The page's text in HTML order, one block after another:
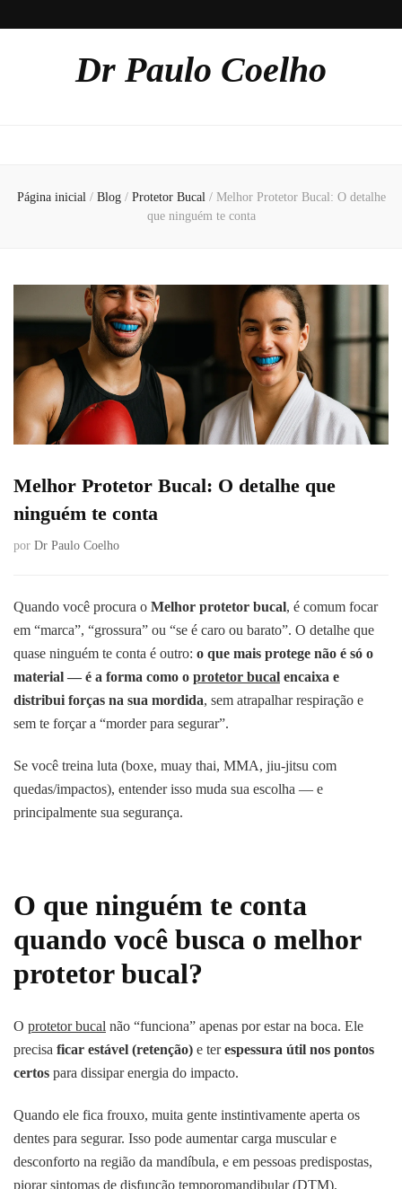
Dr Paulo Coelho
Página inicial / Blog / Protetor Bucal / Melhor Protetor Bucal: O detalhe
que ninguém te conta
Melhor Protetor Bucal: O detalhe que
ninguém te conta
por Dr Paulo Coelho
Quando você procura o Melhor protetor bucal, é comum focar
em “marca”, “grossura” ou “se é caro ou barato”. O detalhe que
quase ninguém te conta é outro: o que mais protege não é só o
material — é a forma como o protetor bucal encaixa e
distribui forças na sua mordida, sem atrapalhar respiração e
sem te forçar a “morder para segurar”.
Se você treina luta (boxe, muay thai, MMA, jiu-jitsu com
quedas/impactos), entender isso muda sua escolha — e
principalmente sua segurança.
O que ninguém te conta
quando você busca o melhor
protetor bucal?
O protetor bucal não “funciona” apenas por estar na boca. Ele
precisa ficar estável (retenção) e terespessura útil nos pontos
certos para dissipar energia do impacto.
Quando ele fica frouxo, muita gente instintivamente aperta os
dentes para segurar. Isso pode aumentar carga muscular e
desconforto na região da mandíbula, e em pessoas predispostas,
piorar sintomas de disfunção temporomandibular (DTM).